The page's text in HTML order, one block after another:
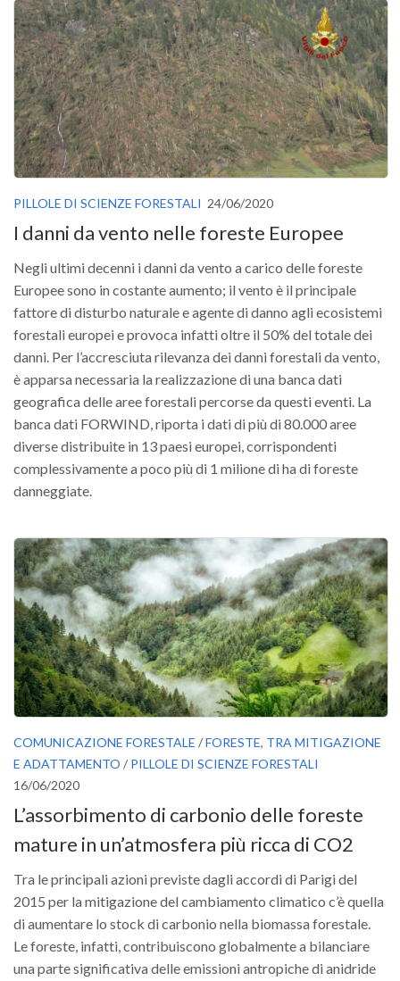
PILLOLE DI SCIENZE FORESTALI 24/06/2020
I danni da vento nelle foreste Europee
Negli ultimi decenni i danni da vento a carico delle foreste
Europee sono in costante aumento; il vento è il principale
fattore di disturbo naturale e agente di danno agli ecosistemi
forestali europei e provoca infatti oltre il 50% del totale dei
danni. Per l’accresciuta rilevanza dei danni forestali da vento,
è apparsa necessaria la realizzazione di una banca dati
geografica delle aree forestali percorse da questi eventi. La
banca dati FORWIND, riporta i dati di più di 80.000 aree
diverse distribuite in 13 paesi europei, corrispondenti
complessivamente a poco più di 1 milione di ha di foreste
danneggiate.
COMUNICAZIONE FORESTALE /FORESTE, TRA MITIGAZIONE
E ADATTAMENTO / PILLOLE DI SCIENZE FORESTALI
16/06/2020
L’assorbimento di carbonio delle foreste
mature in un’atmosfera più ricca di CO2
Tra le principali azioni previste dagli accordi di Parigi del
2015 per la mitigazione del cambiamento climatico c’è quella
di aumentare lo stock di carbonio nella biomassa forestale.
Le foreste, infatti, contribuiscono globalmente a bilanciare
una parte significativa delle emissioni antropiche di anidride